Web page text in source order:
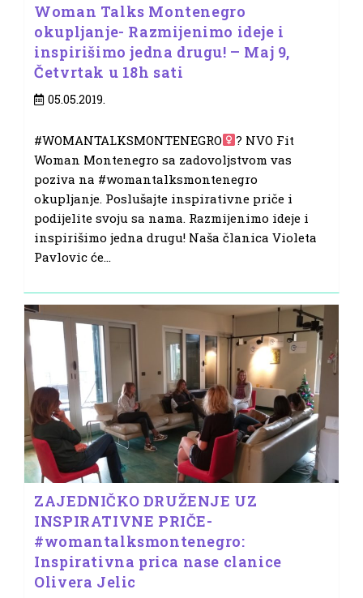
Woman Talks Montenegro
okupljanje- Razmijenimo ideje i
inspirišimo jedna drugu! – Maj 9,
Četvrtak u 18h sati
Post
05.05.2019.
#WOMANTALKSMONTENEGRO
? NVO Fit
Woman Montenegro sa zadovoljstvom vas
poziva na #womantalksmontenegro
okupljanje. Poslušajte inspirativne priče i
podijelite svoju sa nama. Razmijenimo ideje i
inspirišimo jedna drugu! Naša članica Violeta
Pavlovic će…
ZAJEDNIČKO DRUŽENJE UZ
INSPIRATIVNE PRIČE-
#womantalksmontenegro:
Inspirativna prica nase clanice
Olivera Jelic